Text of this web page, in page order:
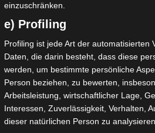
einzuschränken.
e) Profiling
Profiling ist jede Art der automatisierten
Daten, die darin besteht, dass diese
werden, um bestimmte persönliche
Person beziehen, zu bewerten,
Arbeitsleistung, wirtschaftlicher Lage,
Interessen, Zuverlässigkeit, Verhalten,
dieser natürlichen Person zu